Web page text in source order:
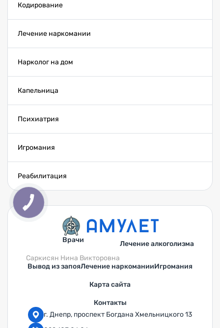
Кодирование
Лечение наркомании
Нарколог на дом
Капельница
Психиатрия
Игромания
Реабилитация
Врачи
Саркисян Нина Викторовна
Лечение алкоголизма
Вывод из запояЛечение наркоманииИгромания
Карта сайта
Контакты
г. Днепр, проспект Богдана Хмельницкого 13